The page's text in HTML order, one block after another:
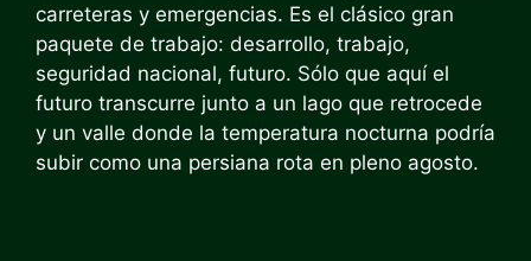
carreteras y emergencias. Es el clásico gran
paquete de trabajo: desarrollo, trabajo,
seguridad nacional, futuro. Sólo que aquí el
futuro transcurre junto a un lago que retrocede
y un valle donde la temperatura nocturna podría
subir como una persiana rota en pleno agosto.